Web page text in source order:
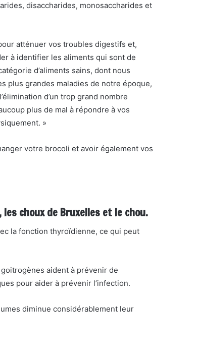
disaccharides, monosaccharides et
atténuer vos troubles digestifs et,
à identifier les aliments qui sont de
d’aliments sains, dont nous
plus grandes maladies de notre époque,
d’un trop grand nombre
plus de mal à répondre à vos
»
votre brocoli et avoir également vos
choux de Bruxelles et le chou.
la fonction thyroïdienne, ce qui peut
aident à prévenir de
pour aider à prévenir l’infection.
diminue considérablement leur